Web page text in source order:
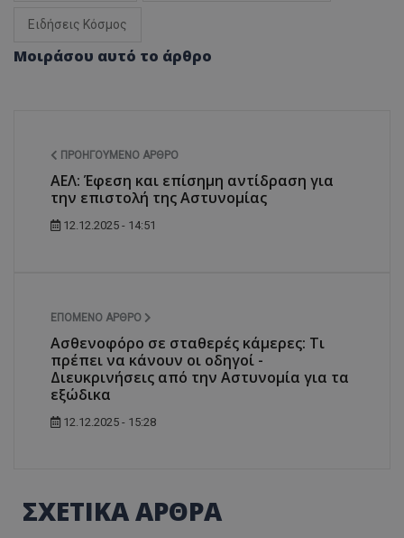
Ειδήσεις Κόσμος
Μοιράσου αυτό το άρθρο
ΠΡΟΗΓΟΎΜΕΝΟ ΆΡΘΡΟ
ΑΕΛ: Έφεση και επίσημη αντίδραση για
την επιστολή της Αστυνομίας
12.12.2025 - 14:51
ΕΠΌΜΕΝΟ ΆΡΘΡΟ
Ασθενοφόρο σε σταθερές κάμερες: Τι
πρέπει να κάνουν οι οδηγοί -
Διευκρινήσεις από την Αστυνομία για τα
εξώδικα
12.12.2025 - 15:28
ΣΧΕΤΙΚΑ ΑΡΘΡΑ